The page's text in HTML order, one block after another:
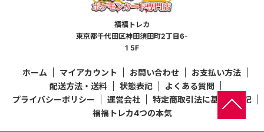
福福トレカ
東京都千代田区神田須田町2丁目6-
1 5F
ホーム マイアカウント お問い合わせ
お支払い方法
配送方法・送料
状態表記
よくある質問
プライバシーポリシー
運営会社
特定商取引法に基づく表記
福福トレカ4つの本気